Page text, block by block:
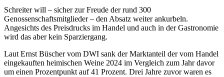
Schreiter will – sicher zur Freude der rund 300
Genossenschaftsmitglieder – den Absatz weiter ankurbeln.
Angesichts des Preisdrucks im Handel und auch in der Gastronomie
wird das aber kein Sparziergang.
Laut Ernst Büscher vom DWI sank der Marktanteil der vom Handel
eingekauften heimischen Weine 2024 im Vergleich zum Jahr davor
um einen Prozentpunkt auf 41 Prozent. Drei Jahre zuvor waren es